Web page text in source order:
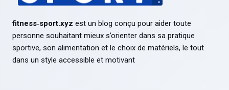
fitness‑sport.xyz est un blog conçu pour aider toute
personne souhaitant mieux s’orienter dans sa pratique
sportive, son alimentation et le choix de matériels, le tout
dans un style accessible et motivant